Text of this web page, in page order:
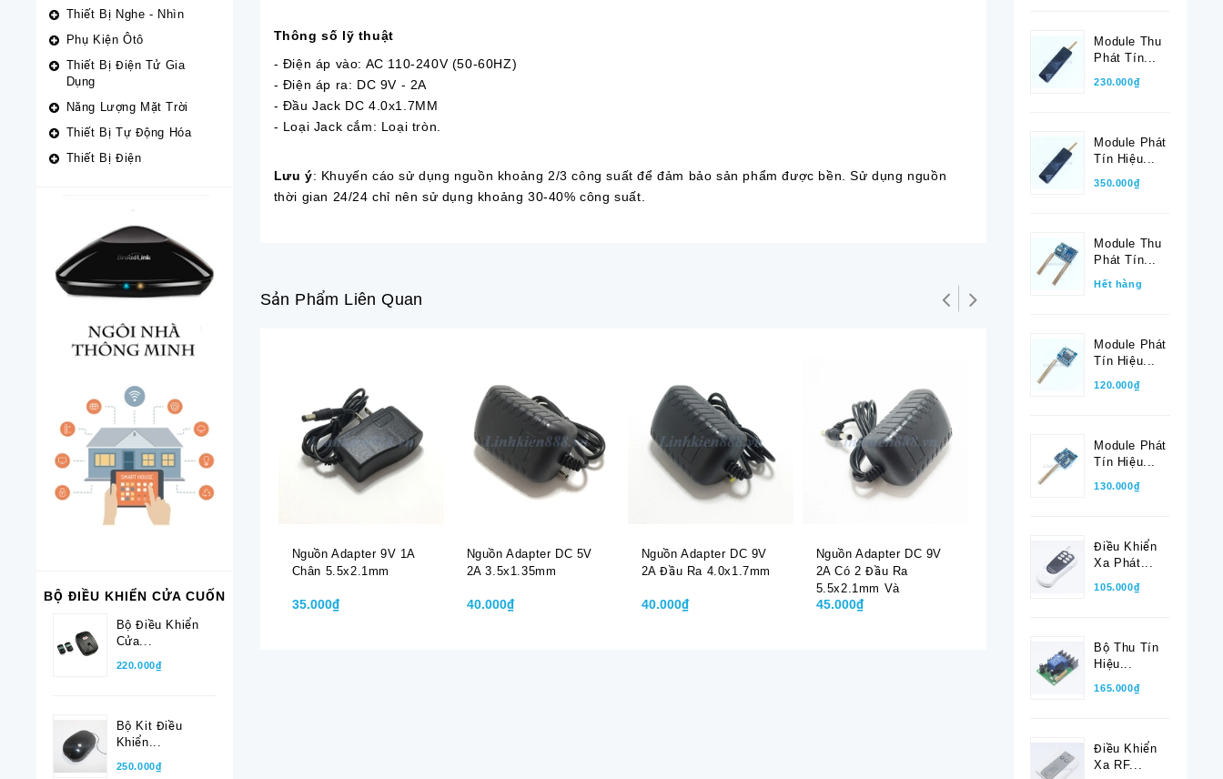
Thiết Bị Nghe - Nhìn
Phụ Kiện Ôtô
Thiết Bị Điện Tử Gia
Dụng
Năng Lượng Mặt Trời
Thiết Bị Tự Động Hóa
Thiết Bị Điện
BỘ ĐIỀU KHIỂN CỬA CUỐN
Bộ Điều Khiển
Cửa...
220.000₫
Bộ Kit Điều
Khiển...
250.000₫
Thông số lỹ thuật
- Điện áp vào: AC 110-240V (50-60HZ)
- Điện áp ra: DC 9V - 2A
- Đầu Jack DC 4.0x1.7MM
- Loại Jack cắm: Loại tròn.
Lưu ý: Khuyến cáo sử dụng nguồn khoảng 2/3 công suất để đảm bảo sản phẩm được bền. Sử dụng nguồn
thời gian 24/24 chỉ nên sử dụng khoảng 30-40% công suất.
Sản Phẩm Liên Quan
Nguồn Adapter 9V 1A
Chân 5.5x2.1mm
35.000₫
Nguồn Adapter DC 5V
2A 3.5x1.35mm
40.000₫
Nguồn Adapter DC 9V
2A Đầu Ra 4.0x1.7mm
40.000₫
Nguồn Adapter DC 9V
2A Có 2 Đầu Ra
5.5x2.1mm Và
4.0x1.7mm
45.000₫
Sạc Ắc Quy Xe Điện
48V 12Ah Đầu Nối Kiểu
Module Thu
Phát Tín...
230.000₫
Module Phát
Tín Hiệu...
350.000₫
Module Thu
Phát Tín...
Hết hàng
Module Phát
Tín Hiệu...
120.000₫
Module Phát
Tín Hiệu...
130.000₫
Điều Khiển
Xa Phát...
105.000₫
Bộ Thu Tín
Hiệu...
165.000₫
Điều Khiển
Xa RF...